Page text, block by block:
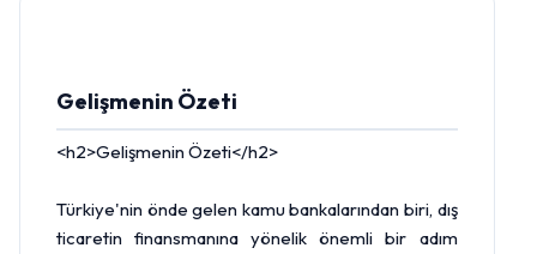
Gelişmenin Özeti
<h2>Gelişmenin Özeti</h2>
Türkiye'nin önde gelen kamu bankalarından biri, dış
ticaretin finansmanına yönelik önemli bir adım